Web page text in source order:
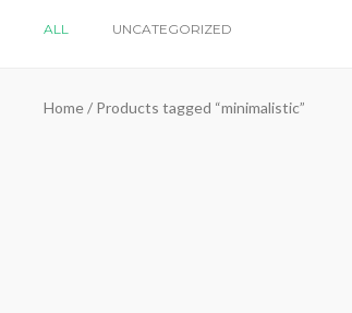
ALL UNCATEGORIZED
Home/ Products tagged “minimalistic”